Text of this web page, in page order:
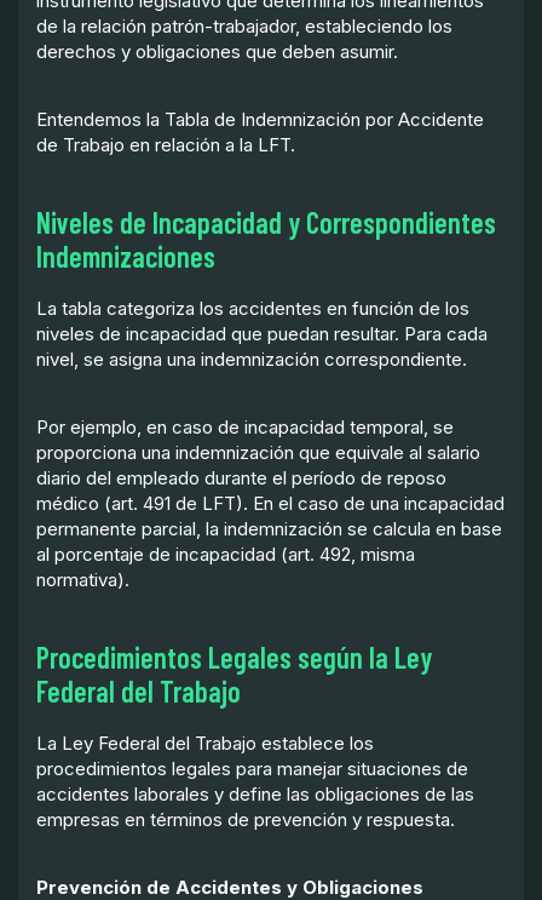
de la relación patrón-trabajador, estableciendo los
derechos y obligaciones que deben asumir.
Entendemos la Tabla de Indemnización por Accidente
de Trabajo en relación a la LFT.
Niveles de Incapacidad y Correspondientes
Indemnizaciones
La tabla categoriza los accidentes en función de los
niveles de incapacidad que puedan resultar. Para cada
nivel, se asigna una indemnización correspondiente.
Por ejemplo, en caso de incapacidad temporal, se
proporciona una indemnización que equivale al salario
diario del empleado durante el período de reposo
médico (art. 491 de LFT). En el caso de una incapacidad
permanente parcial, la indemnización se calcula en base
al porcentaje de incapacidad (art. 492, misma
normativa).
Procedimientos Legales según la Ley
Federal del Trabajo
La Ley Federal del Trabajo establece los
procedimientos legales para manejar situaciones de
accidentes laborales y define las obligaciones de las
empresas en términos de prevención y respuesta.
Prevención de Accidentes y Obligaciones